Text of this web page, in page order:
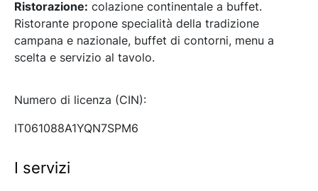
Ristorazione: colazione continentale a buffet.
Ristorante propone specialità della tradizione
campana e nazionale, buffet di contorni, menu a
scelta e servizio al tavolo.
Numero di licenza (CIN):
IT061088A1YQN7SPM6
I servizi